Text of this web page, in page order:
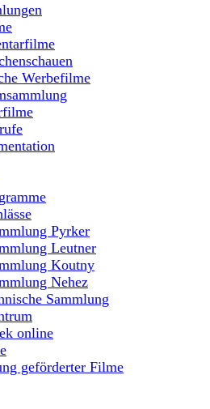
Werbefilme
Pyrker
Leutner
Koutny
Nehez
Sammlung
online
geförderter Filme